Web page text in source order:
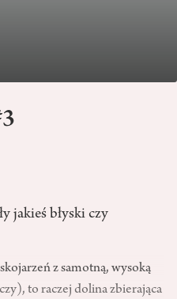
jakieś błyski czy
z samotną, wysoką
to raczej dolina zbierająca